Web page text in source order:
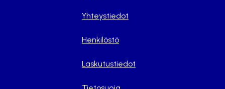
Yhteystiedot
Henkilöstö
Laskutustiedot